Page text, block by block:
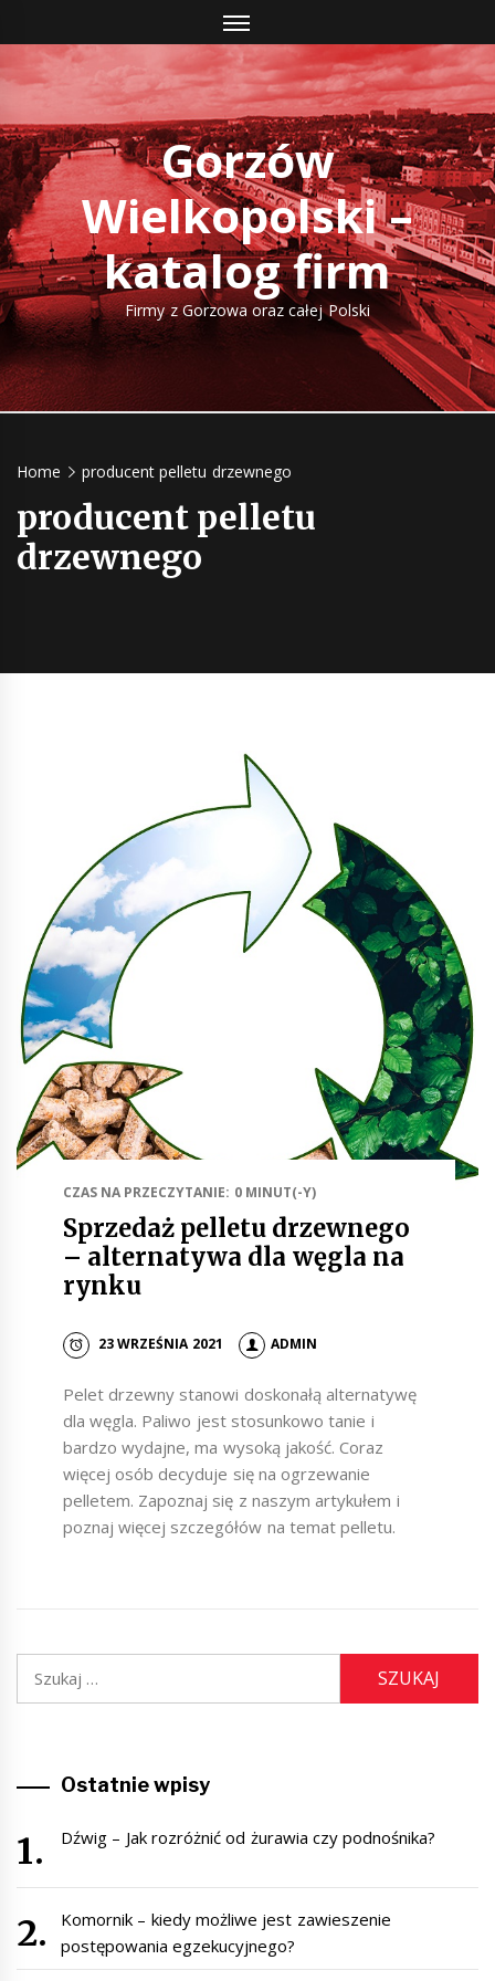
to
content
Gorzów
Wielkopolski –
katalog firm
Firmy z Gorzowa oraz całej Polski
Home producent pelletu drzewnego
producent pelletu
drzewnego
CZAS NA PRZECZYTANIE: 0 MINUT(-Y)
Sprzedaż pelletu drzewnego
– alternatywa dla węgla na
rynku
23 WRZEŚNIA 2021 ADMIN
Pelet drzewny stanowi doskonałą alternatywę
dla węgla. Paliwo jest stosunkowo tanie i
bardzo wydajne, ma wysoką jakość. Coraz
więcej osób decyduje się na ogrzewanie
pelletem. Zapoznaj się z naszym artykułem i
poznaj więcej szczegółów na temat pelletu.
Ostatnie wpisy
Dźwig – Jak rozróżnić od żurawia czy podnośnika?
Komornik – kiedy możliwe jest zawieszenie
postępowania egzekucyjnego?